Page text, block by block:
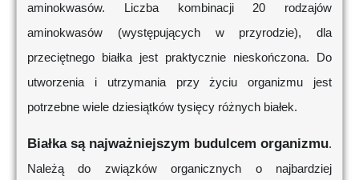
aminokwasów. Liczba kombinacji 20 rodzajów
aminokwasów (występujących w przyrodzie), dla
przeciętnego białka jest praktycznie nieskończona. Do
utworzenia i utrzymania przy życiu organizmu jest
potrzebne wiele dziesiątków tysięcy różnych białek.
Białka są najważniejszym budulcem organizmu.
Należą do związków organicznych o najbardziej